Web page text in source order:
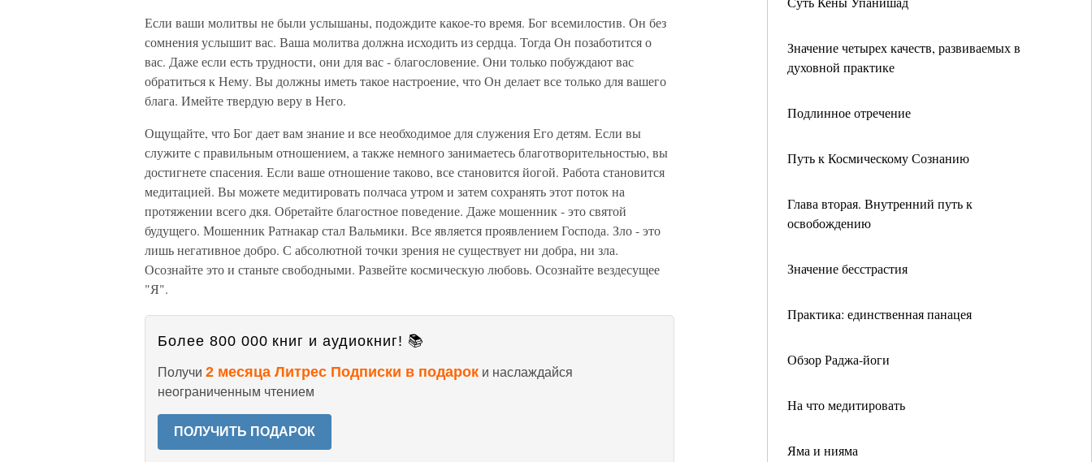
Значение четырех качеств, развиваемых в
духовной практике
Подлинное отречение
Путь к Космическому Сознанию
Глава вторая. Внутренний путь к
освобождению
Значение бесстрастия
Практика: единственная панацея
Обзор Раджа-йоги
На что медитировать
Яма и нияма
Если ваши молитвы не были услышаны, подождите какое-то время. Бог всемилостив. Он без
сомнения услышит вас. Ваша молитва должна исходить из сердца. Тогда Он позаботится о
вас. Даже если есть трудности, они для вас - благословение. Они только побуждают вас
обратиться к Нему. Вы должны иметь такое настроение, что Он делает все только для вашего
блага. Имейте твердую веру в Него.
Ощущайте, что Бог дает вам знание и все необходимое для служения Его детям. Если вы
служите с правильным отношением, а также немного занимаетесь благотворительностью, вы
достигнете спасения. Если ваше отношение таково, все становится йогой. Работа становится
медитацией. Вы можете медитировать полчаса утром и затем сохранять этот поток на
протяжении всего дкя. Обретайте благостное поведение. Даже мошенник - это святой
будущего. Мошенник Ратнакар стал Вальмики. Все является проявлением Господа. Зло - это
лишь негативное добро. С абсолютной точки зрения не существует ни добра, ни зла.
Осознайте это и станьте свободными. Развейте космическую любовь. Осознайте вездесущее
"Я".
Более 800 000 книг и аудиокниг! 📚
Получи 2 месяца Литрес Подписки в подарок и наслаждайся
неограниченным чтением
ПОЛУЧИТЬ ПОДАРОК